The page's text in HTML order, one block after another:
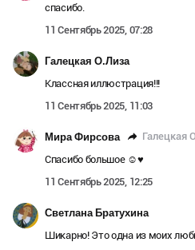
спасибо.
11 Сентябрь 2025, 07:28
Галецкая О.Лиза
Классная иллюстрация!!!
11 Сентябрь 2025, 11:03
Мира Фирсова Галецкая
Спасибо большое ☺️♥️
11 Сентябрь 2025, 12:25
Светлана Братухина
Шикарно! Это одна из моих